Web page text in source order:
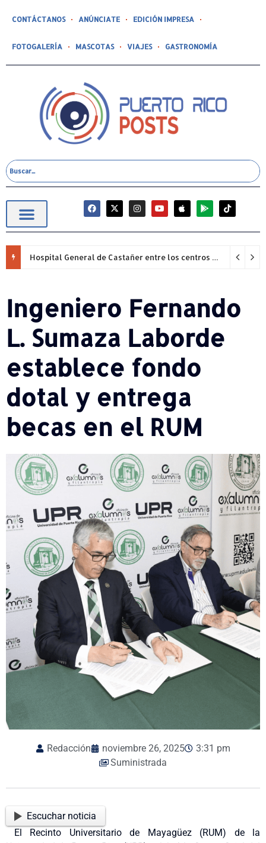
CONTÁCTANOS ANÚNCIATE EDICIÓN IMPRESA
FOTOGALERÍA MASCOTAS VIAJES GASTRONOMÍA
Hospital General de Castañer entre los centros de salud comunitarios con mejor desempeño clínico de Estados Unidos
Ingeniero Fernando
L. Sumaza Laborde
establece fondo
dotal y entrega
becas en el RUM
Redacción noviembre 26, 2025
3:31 pm
Suministrada
Escuchar noticia
El Recinto Universitario de Mayagüez (RUM) de la